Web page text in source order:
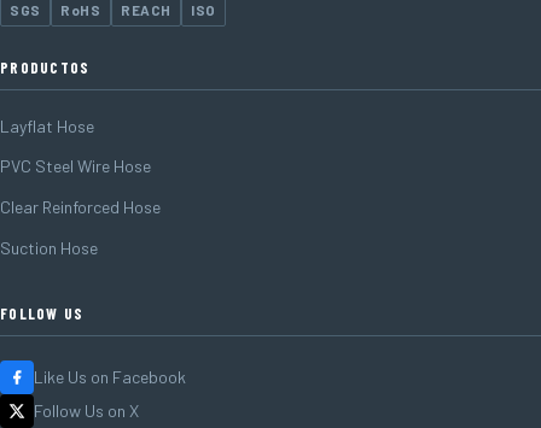
SGS RoHS REACH ISO
PRODUCTOS
Layflat Hose
PVC Steel Wire Hose
Clear Reinforced Hose
Suction Hose
FOLLOW US
Like Us on Facebook
Follow Us on X